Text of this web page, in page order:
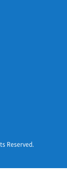
Reserved.